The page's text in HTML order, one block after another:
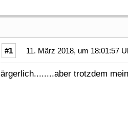
#1 11. März 2018, um 18:01:57
ärgerlich........aber trotzdem